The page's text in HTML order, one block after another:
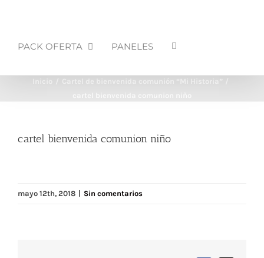
PACK OFERTA PANELES
Inicio
cartel bienvenida comunion niño
mayo 12th, 2018 | Sin comentarios